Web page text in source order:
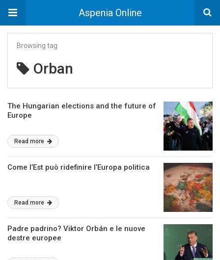
Aspenia Online
Browsing tag
Orban
The Hungarian elections and the future of
Europe
Read more
Come l’Est può ridefinire l’Europa politica
Read more
Padre padrino? Viktor Orbán e le nuove
destre europee